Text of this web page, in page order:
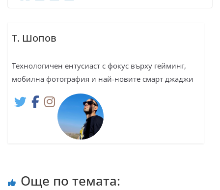
Т. Шопов
Технологичен ентусиаст с фокус върху гейминг,
мобилна фотография и най-новите смарт джаджи
Още по темата: